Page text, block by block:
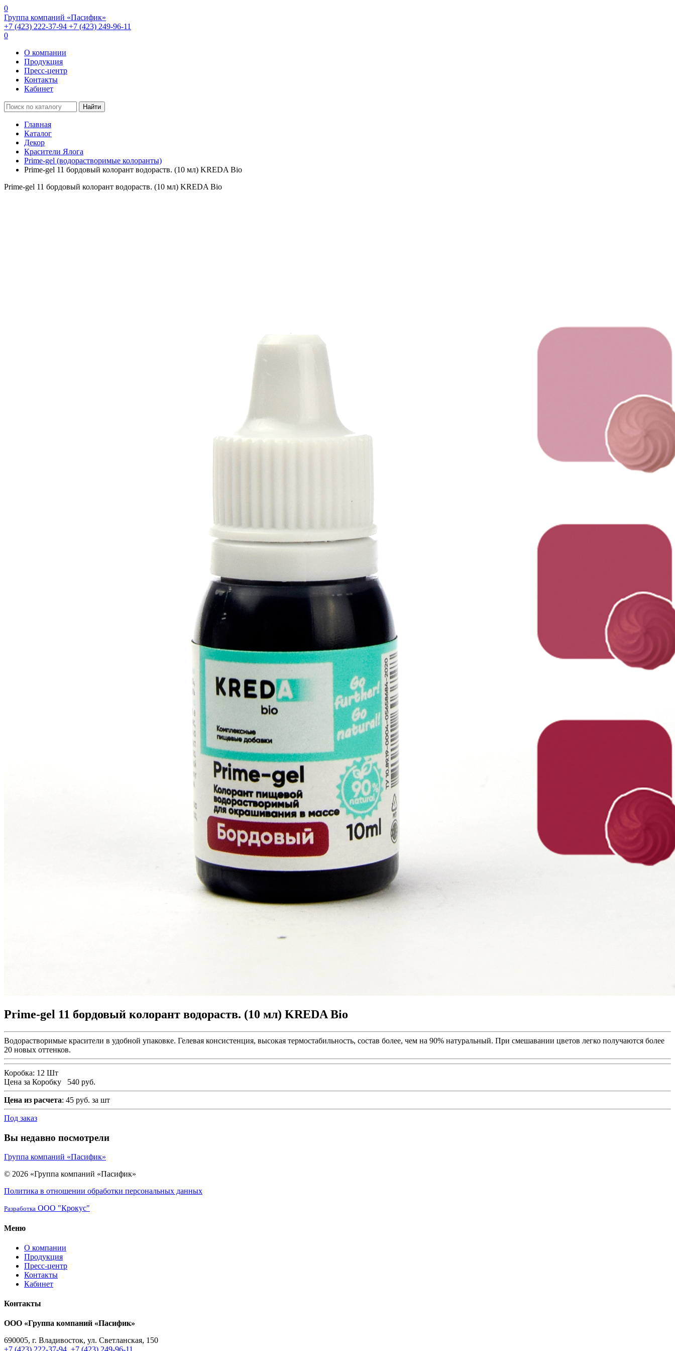
0
Группа компаний «Пасифик»
+7 (423) 222-37-94 +7 (423) 249-96-11
0
О компании
Продукция
Пресс-центр
Контакты
Кабинет
Найти
Главная
Каталог
Декор
Красители Ялога
Prime-gel (водорастворимые колоранты)
Prime-gel 11 бордовый колорант водораств. (10 мл) KREDA Bio
Prime-gel 11 бордовый колорант водораств. (10 мл) KREDA Bio
Prime-gel 11 бордовый колорант водораств. (10 мл) KREDA Bio
Водорастворимые красители в удобной упаковке. Гелевая консистенция, высокая термостабильность, состав более, чем на 90% натуральный. При смешавании цветов легко получаются более
20 новых оттенков.
Коробка: 12 Шт
Цена за Коробку
540 руб.
Цена из расчета: 45 руб. за шт
Под заказ
Вы недавно посмотрели
Группа компаний «Пасифик»
© 2026 «Группа компаний «Пасифик»
Политика в отношении обработки персональных данных
Разработка ООО "Крокус"
Меню
О компании
Продукция
Пресс-центр
Контакты
Кабинет
Контакты
ООО «Группа компаний «Пасифик»
690005, г. Владивосток, ул. Светланская, 150